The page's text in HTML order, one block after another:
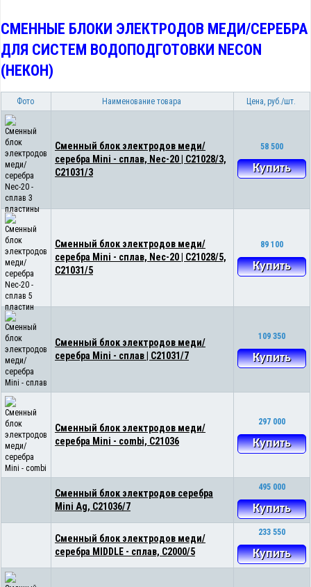
СМЕННЫЕ БЛОКИ ЭЛЕКТРОДОВ МЕДИ/СЕРЕБРА
ДЛЯ СИСТЕМ ВОДОПОДГОТОВКИ NECON
(НЕКОН)
Фото Наименование товара Цена, руб./шт.
Сменный блок электродов меди/
серебра Mini - сплав, Nec-20 | С21028/3,
С21031/3
58 500
Купить
Сменный блок электродов меди/
серебра Mini - сплав, Nec-20 | С21028/5,
С21031/5
89 100
Купить
Сменный блок электродов меди/
серебра Mini - сплав | С21031/7
109 350
Купить
Сменный блок электродов меди/
серебра Mini - combi, C21036
297 000
Купить
Сменный блок электродов серебра
Mini Ag, C21036/7
495 000
Купить
Сменный блок электродов меди/
серебра MIDDLE - сплав, C2000/5
233 550
Купить